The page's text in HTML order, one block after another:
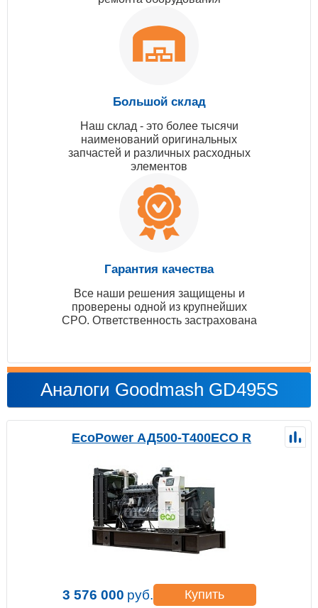
Большой склад
Наш склад - это более тысячи
наименований оригинальных
запчастей и различных расходных
элементов
Гарантия качества
Все наши решения защищены и
проверены одной из крупнейших
СРО. Ответственность застрахована
Аналоги Goodmash GD495S
EcoPower АД500-T400ECO R
3 576 000 руб. Купить